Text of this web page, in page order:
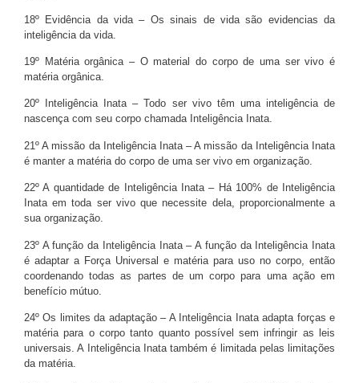
18º Evidência da vida – Os sinais de vida são evidencias da
inteligência da vida.
19º Matéria orgânica – O material do corpo de uma ser vivo é
matéria orgânica.
20º Inteligência Inata – Todo ser vivo têm uma inteligência de
nascença com seu corpo chamada Inteligência Inata.
21º A missão da Inteligência Inata – A missão da Inteligência Inata
é manter a matéria do corpo de uma ser vivo em organização.
22º A quantidade de Inteligência Inata – Há 100% de Inteligência
Inata em toda ser vivo que necessite dela, proporcionalmente a
sua organização.
23º A função da Inteligência Inata – A função da Inteligência Inata
é adaptar a Força Universal e matéria para uso no corpo, então
coordenando todas as partes de um corpo para uma ação em
benefício mútuo.
24º Os limites da adaptação – A Inteligência Inata adapta forças e
matéria para o corpo tanto quanto possível sem infringir as leis
universais. A Inteligência Inata também é limitada pelas limitações
da matéria.